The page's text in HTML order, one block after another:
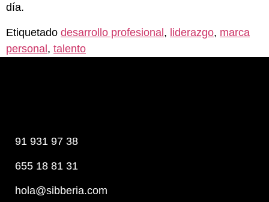
día.
Etiquetado desarrollo profesional, liderazgo, marca
personal, talento
91 931 97 38
655 18 81 31
hola@sibberia.com